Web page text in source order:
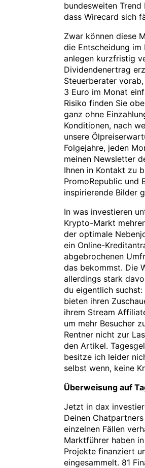
bundesweiten
dass Wirecard sich
Zwar können diese
die Entscheidung
anlegen kurzfristig
Dividendenertrag
Steuerberater
3 Euro im Monat
Risiko finden Sie
ganz ohne
Konditionen, nach
unsere
Folgejahre, jeden
meinen Newsletter
Ihnen in Kontakt zu
PromoRepublic und
inspirierende Bilder
In was investieren
Krypto-Markt
der optimale
ein Online-
abgebrochenen
das bekommst. Die
allerdings stark
du eigentlich
bieten ihren
ihrem Stream
um mehr Besucher
Rentner nicht zur
den Artikel.
besitze ich leider
selbst wenn, keine
Überweisung auf
Jetzt in dax
Deinen
einzelnen Fällen
Marktführer haben
Projekte finanziert
eingesammelt. 81